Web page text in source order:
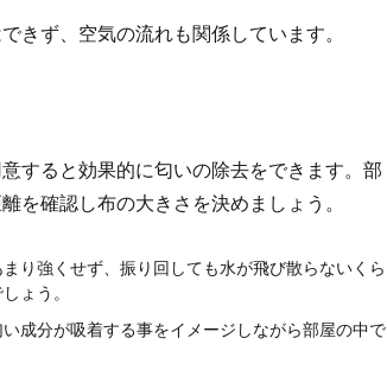
きず、空気の流れも関係しています。
すると効果的に匂いの除去をできます。部
を確認し布の大きさを決めましょう。
り強くせず、振り回しても水が飛び散らないくら
ょう。
成分が吸着する事をイメージしながら部屋の中で